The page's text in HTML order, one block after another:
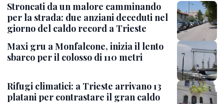
Stroncati da un malore camminando
per la strada: due anziani deceduti nel
giorno del caldo record a Trieste
Maxi gru a Monfalcone, inizia il lento
sbarco per il colosso di 110 metri
Rifugi climatici: a Trieste arrivano 13
platani per contrastare il gran caldo